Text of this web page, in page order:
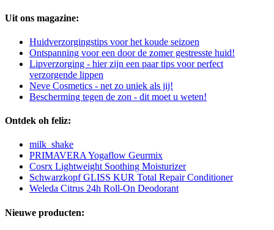
Uit ons magazine:
Huidverzorgingstips voor het koude seizoen
Ontspanning voor een door de zomer gestresste huid!
Lipverzorging - hier zijn een paar tips voor perfect
verzorgende lippen
Neve Cosmetics - net zo uniek als jij!
Bescherming tegen de zon - dit moet u weten!
Ontdek oh feliz:
milk_shake
PRIMAVERA Yogaflow Geurmix
Cosrx Lightweight Soothing Moisturizer
Schwarzkopf GLISS KUR Total Repair Conditioner
Weleda Citrus 24h Roll-On Deodorant
Nieuwe producten: